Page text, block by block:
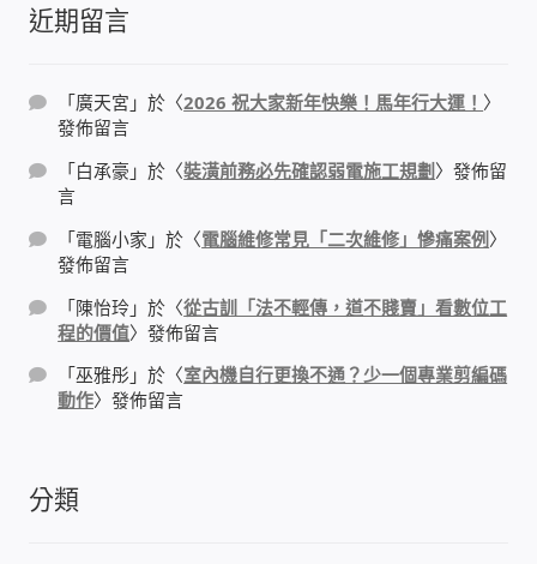
電腦 工具 軟體 手冊
NAS到府安裝服務
DAS 直連式附加存儲
出租套房出租 網路維護管理 房東免煩惱
WIFI Wi-Fi 無線熱點 無線網路
近期留言
「廣天宮 」於〈2026 祝大家新年快樂！馬年行大運！ 〉
發佈留言
「白承豪 」於〈裝潢前務必先確認弱電施工規劃〉發佈留
言
「電腦小家 」於〈電腦維修常見「二次維修」慘痛案例〉
發佈留言
「陳怡玲 」於〈從古訓「法不輕傳，道不賤賣」看數位工
程的價值〉發佈留言
「巫雅彤 」於〈室內機自行更換不通？少一個專業剪編碼
動作〉發佈留言
分類